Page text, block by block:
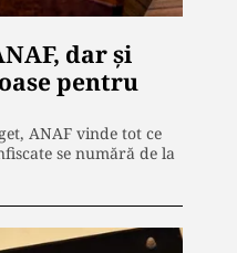
dar și
pentru
ANAF vinde tot ce
se numără de la